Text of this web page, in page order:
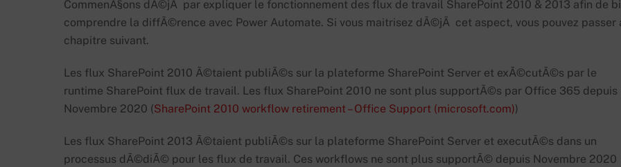
CommenÃ§ons dÃ©jÃ par expliquer le fonctionnement des flux de travail SharePoint 2010 & 2013 afin de
comprendre la diffÃ©rence avec Power Automate. Si vous maitrisez dÃ©jÃ cet aspect, vous pouvez passer
chapitre suivant.
Les flux SharePoint 2010 Ã©taient publiÃ©s sur la plateforme SharePoint Server et exÃ©cutÃ©s par le
runtime SharePoint flux de travail. Les flux SharePoint 2010 ne sont plus supportÃ©s par Office 365 depuis
Novembre 2020 (SharePoint 2010 workflow retirement – Office Support (microsoft.com))
Les flux SharePoint 2013 Ã©taient publiÃ©s sur la plateforme SharePoint Server et executÃ©s dans un
processus dÃ©diÃ© pour les flux de travail. Ces workflows ne sont plus supportÃ© depuis Novembre 2020